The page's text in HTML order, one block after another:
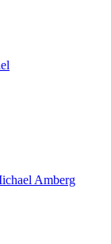
Amberg